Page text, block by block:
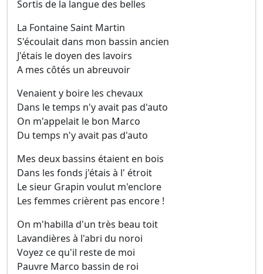
Sortis de la langue des belles
La Fontaine Saint Martin
S'écoulait dans mon bassin ancien
J'étais le doyen des lavoirs
A mes côtés un abreuvoir
Venaient y boire les chevaux
Dans le temps n'y avait pas d'auto
On m'appelait le bon Marco
Du temps n'y avait pas d'auto
Mes deux bassins étaient en bois
Dans les fonds j'étais à l' étroit
Le sieur Grapin voulut m'enclore
Les femmes crièrent pas encore !
On m'habilla d'un très beau toit
Lavandières à l'abri du noroi
Voyez ce qu'il reste de moi
Pauvre Marco bassin de roi